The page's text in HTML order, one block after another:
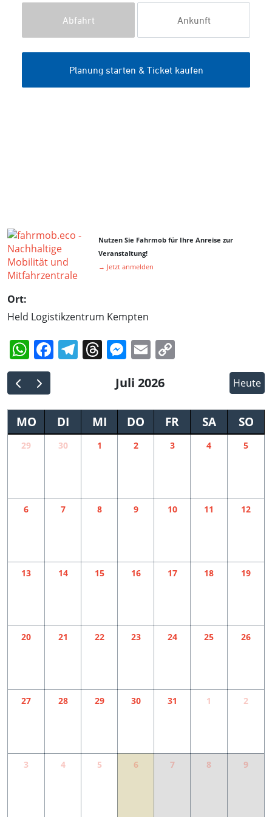
Nutzen Sie Fahrmob für Ihre Anreise zur
Veranstaltung!
→ Jetzt anmelden
Ort:
Held Logistikzentrum Kempten
WhatsApp
Facebook
Telegram
Threads
Messenger
Email
Juli 2026 Heute
MO DI MI DO FR SA SO
29 30 1 2 3 4 5
6 7 8 9 10 11 12
13 14 15 16 17 18 19
20 21 22 23 24 25 26
27 28 29 30 31 1 2
3 4 5 6 7 8 9